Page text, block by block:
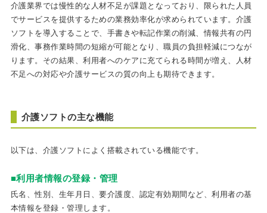
介護業界では慢性的な人材不足が課題となっており、限られた人員
でサービスを提供するための業務効率化が求められています。介護
ソフトを導入することで、手書きや転記作業の削減、情報共有の円
滑化、事務作業時間の短縮が可能となり、職員の負担軽減につなが
ります。その結果、利用者へのケアに充てられる時間が増え、人材
不足への対応や介護サービスの質の向上も期待できます。
介護ソフトの主な機能
以下は、介護ソフトによく搭載されている機能です。
■利用者情報の登録・管理
氏名、性別、生年月日、要介護度、認定有効期間など、利用者の基
本情報を登録・管理します。